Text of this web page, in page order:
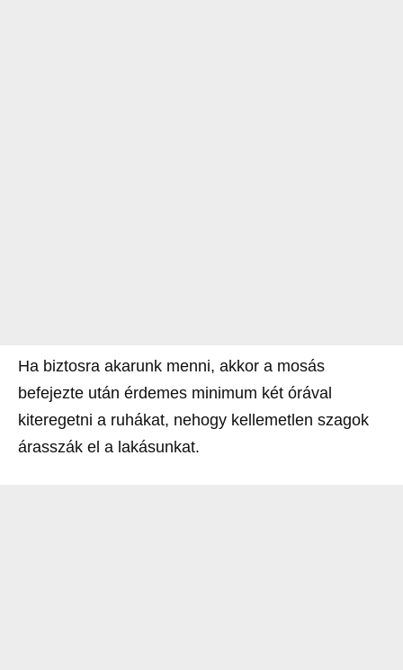
Ha biztosra akarunk menni, akkor a mosás
befejezte után érdemes minimum két órával
kiteregetni a ruhákat, nehogy kellemetlen szagok
árasszák el a lakásunkat.